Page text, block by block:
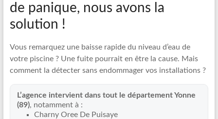
—
Expert
France
Recherche
de
fuite
piscine
partout
de panique, nous avons la
solution !
Vous remarquez une baisse rapide du niveau d’eau de
votre piscine ? Une fuite pourrait en être la cause. Mais
comment la détecter sans endommager vos installations ?
L’agence intervient dans tout le département Yonne
(89), notamment à :
Charny Oree De Puisaye